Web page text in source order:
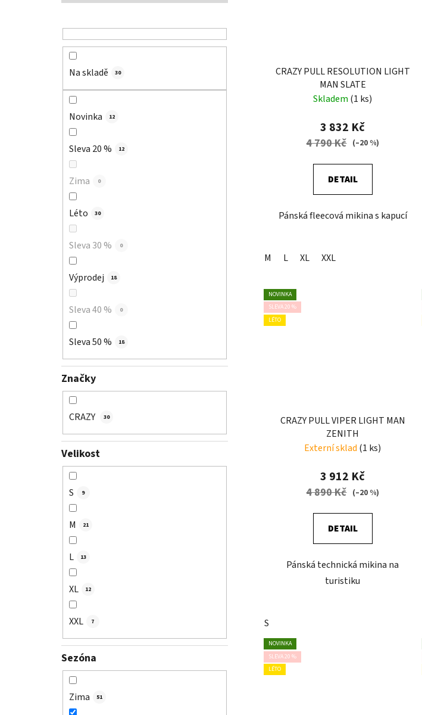
Na skladě 30
Novinka 12
Sleva 20 % 12
Zima 0
Léto 30
Sleva 30 % 0
Výprodej 18
Sleva 40 % 0
Sleva 50 % 18
Značky
CRAZY 30
Velikost
S 9
M 21
L 13
XL 12
XXL 7
Sezóna
Zima 51
CRAZY PULL RESOLUTION LIGHT
MAN SLATE
Skladem (1 ks)
3 832 Kč
4 790 Kč (–20 %)
DETAIL
Pánská fleecová mikina s kapucí
M L XL XXL
NOVINKA
SLEVA 20 %
LÉTO
CRAZY PULL VIPER LIGHT MAN
ZENITH
Externí sklad (1 ks)
3 912 Kč
4 890 Kč (–20 %)
DETAIL
Pánská technická mikina na
turistiku
S
NOVINKA
SLEVA 20 %
LÉTO